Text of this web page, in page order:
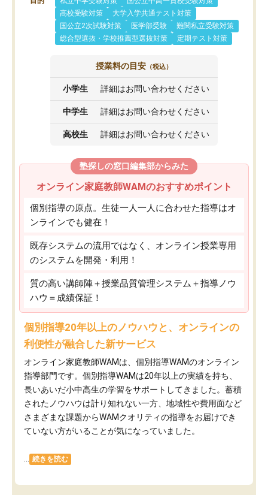
高校受験対策
大学入学共通テスト対策
国公立2次試験対策
医学部受験
難関私立受験対策
総合型選抜・学校推薦型選抜対策
定期テスト対策
授業料の目安 （税込）
小学生 詳細はお問い合わせください
中学生 詳細はお問い合わせください
高校生 詳細はお問い合わせください
塾探しの窓口編集部からみた
オンライン家庭教師WAMのおすすめポイント
個別指導の原点。生徒一人一人に合わせた指導はオ
ンラインでも健在！
既存システムの流用ではなく、オンライン授業専用
のシステムを開発・利用！
質の高い講師陣＋授業品質管理システム＋指導ノウ
ハウ＝成績保証！
個別指導20年以上のノウハウと、オンラインの
利便性が融合した新サービス
オンライン家庭教師WAMは、個別指導WAMのオンライン
指導部門です。個別指導WAMは20年以上の実績を持ち、
長いあいだ小中高生の学習をサポートしてきました。蓄積
されたノウハウは計り知れない一方、地域性や費用面など
さまざまな課題からWAMクオリティの指導をお届けでき
ていない方がいることが気になっていました。
続きを読む